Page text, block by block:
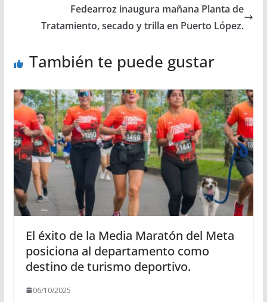
Fedearroz inaugura mañana Planta de
Tratamiento, secado y trilla en Puerto López.
También te puede gustar
El éxito de la Media Maratón del Meta
posiciona al departamento como
destino de turismo deportivo.
06/10/2025